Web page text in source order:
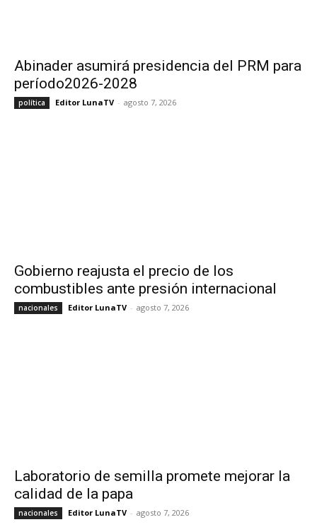
Abinader asumirá presidencia del PRM para
período2026-2028
política Editor LunaTV - agosto 7, 2026
Gobierno reajusta el precio de los
combustibles ante presión internacional
nacionales Editor LunaTV - agosto 7, 2026
Laboratorio de semilla promete mejorar la
calidad de la papa
nacionales Editor LunaTV - agosto 7, 2026